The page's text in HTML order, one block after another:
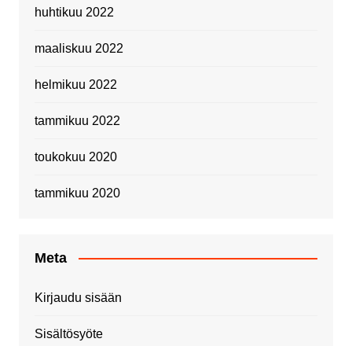
huhtikuu 2022
maaliskuu 2022
helmikuu 2022
tammikuu 2022
toukokuu 2020
tammikuu 2020
Meta
Kirjaudu sisään
Sisältösyöte